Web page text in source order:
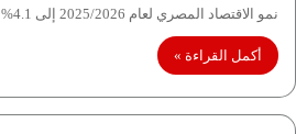
نمو الاقتصاد المصري لعام 2025/2026 إلى 4.1% بدلًا من…
أكمل القراءة »